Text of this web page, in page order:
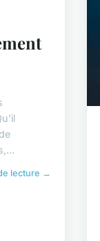
lecture →